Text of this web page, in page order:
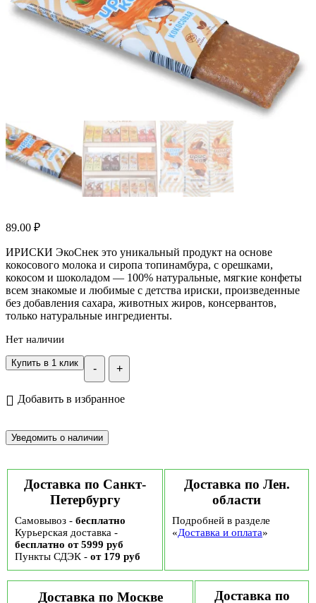
89.00 ₽
ИРИСКИ ЭкоСнек это уникальный продукт на основе
кокосового молока и сиропа топинамбура, с орешками,
кокосом и шоколадом — 100% натуральные, мягкие конфеты
всем знакомые и любимые с детства ириски, произведенные
без добавления сахара, животных жиров, консервантов,
только натуральные ингредиенты.
Нет наличии
- +
Купить в 1 клик
Добавить в избранное
Доставка по Санкт-
Петербургу
Самовывоз - бесплатно
Курьерская доставка -
бесплатно от 5999 руб
Пункты СДЭК - от 179 руб
Доставка по Лен.
области
Подробней в разделе
«Доставка и оплата»
Доставка по Москве Доставка по